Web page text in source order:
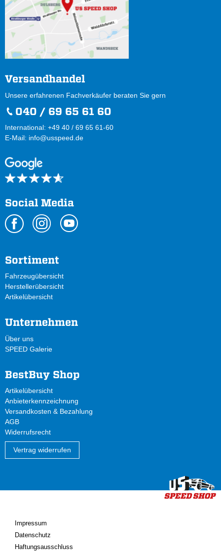
Versandhandel
Unsere erfahrenen Fachverkäufer beraten Sie gern
040 / 69 65 61 60
International: +49 40 / 69 65 61-60
E-Mail: info@usspeed.de
Social Media
Sortiment
Fahrzeugübersicht
Herstellerübersicht
Artikelübersicht
Unternehmen
Über uns
SPEED Galerie
BestBuy Shop
Artikelübersicht
Anbieterkennzeichnung
Versandkosten & Bezahlung
AGB
Widerrufsrecht
Vertrag widerrufen
Impressum
Datenschutz
Haftungsausschluss